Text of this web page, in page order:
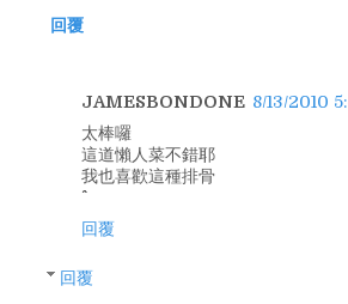
回覆
JAMESBONDONE 8/13/2010
太棒囉
這道懶人菜不錯耶
我也喜歡這種排骨
回覆
回覆